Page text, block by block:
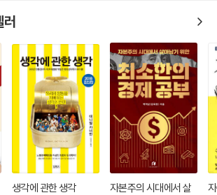
생각에 관한 생각
자본주의 시대에서 살